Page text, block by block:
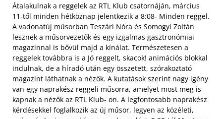
Átalakulnak a reggelek az RTL Klub csatornáján, március
11-től minden hétköznap jelentkezik a 8:08- Minden reggel.
A vadonatúj műsorban Teszári Nóra és Somogyi Zoltán
lesznek a műsorvezetők és egy izgalmas gasztronómiai
magazinnal is bővül majd a kínálat. Természetesen a
reggelek továbbra is a Jó reggelt, skacok! animációs blokkal
indulnak, de a híradó után egy összetett, szórakoztató
magazint láthatnak a nézők. A kutatások szerint nagy igény
van egy naprakész reggeli műsorra, amelyet most meg is
kapnak a nézők az RTL Klub- on. A legfontosabb naprakész
kérdésekkel foglalkozik az új műsor, legyen az közéleti,